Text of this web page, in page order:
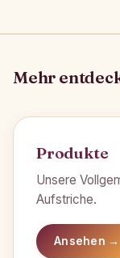
Mehr
Produkte
Unsere
Aufstriche.
Ansehen →